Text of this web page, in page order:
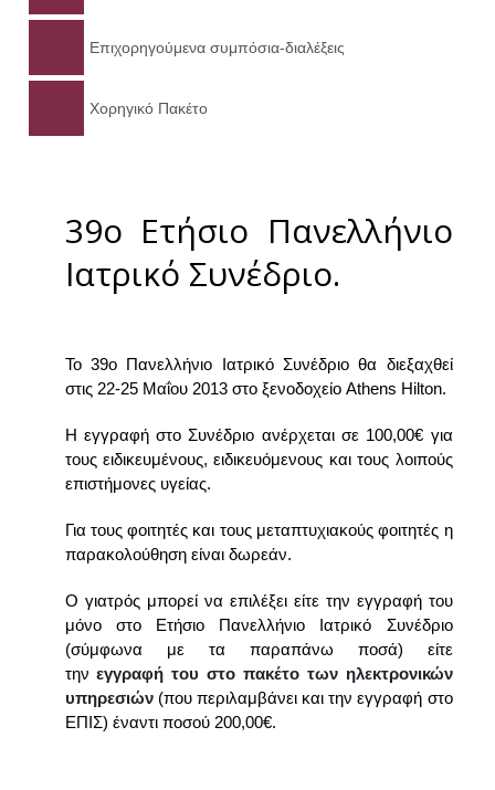
37ο ΕΤΗΣΙΟ ΠΑΝΕΛΛΗΝΙΟ ΙΑΤΡΙΚΟ ΣΥΝΕΔΡΙΟ
36ο ΕΤΗΣΙΟ ΠΑΝΕΛΛΗΝΙΟ ΙΑΤΡΙΚΟ ΣΥΝΕΔΡΙΟ
Επιχορηγούμενα συμπόσια-διαλέξεις
Χορηγικό Πακέτο
39ο Ετήσιο Πανελλήνιο
Ιατρικό Συνέδριο.
Το 39ο Πανελλήνιο Ιατρικό Συνέδριο θα διεξαχθεί
στις 22-25 Μαΐου 2013 στο ξενοδοχείο Athens Hilton.
Η εγγραφή στο Συνέδριο ανέρχεται σε 100,00€ για
τους ειδικευμένους, ειδικευόμενους και τους λοιπούς
επιστήμονες υγείας.
Για τους φοιτητές και τους μεταπτυχιακούς φοιτητές η
παρακολούθηση είναι δωρεάν.
Ο γιατρός μπορεί να επιλέξει είτε την εγγραφή του
μόνο στο Ετήσιο Πανελλήνιο Ιατρικό Συνέδριο
(σύμφωνα με τα παραπάνω ποσά) είτε
τηνεγγραφή του στο πακέτο των ηλεκτρονικών
υπηρεσιών(που περιλαμβάνει και την εγγραφή στο
ΕΠΙΣ) έναντι ποσού 200,00€.